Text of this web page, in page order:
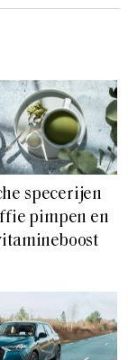
specerijen
pimpen en